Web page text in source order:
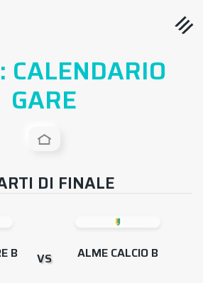
CALENDARIO
GARE
DI FINALE
B VS ALME CALCIO B